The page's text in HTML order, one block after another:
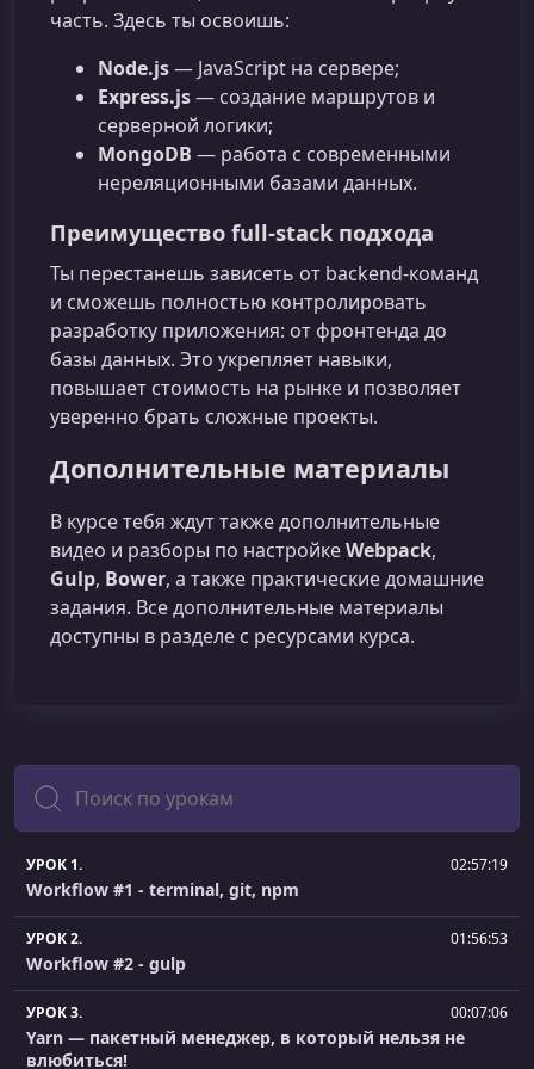
часть. Здесь ты освоишь:
Node.js— JavaScript на сервере;
Express.js— создание маршрутов и
серверной логики;
MongoDB — работа с современными
нереляционными базами данных.
Преимущество full‑stack подхода
Ты перестанешь зависеть от backend‑команд
и сможешь полностью контролировать
разработку приложения: от фронтенда до
базы данных. Это укрепляет навыки,
повышает стоимость на рынке и позволяет
уверенно брать сложные проекты.
Дополнительные материалы
В курсе тебя ждут также дополнительные
видео и разборы по настройкеWebpack,
Gulp, Bower, а также практические домашние
задания. Все дополнительные материалы
доступны в разделе с ресурсами курса.
Поиск
УРОК 1. 02:57:19
Workflow #1 - terminal, git, npm
УРОК 2. 01:56:53
Workflow #2 - gulp
УРОК 3. 00:07:06
Yarn — пакетный менеджер, в который нельзя не
влюбиться!